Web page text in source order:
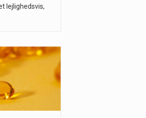
lejlighedsvis,